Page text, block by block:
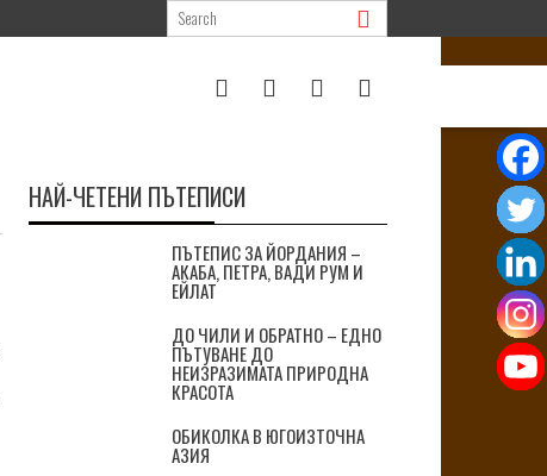
НАЙ-ЧЕТЕНИ ПЪТЕПИСИ
ПЪТЕПИС ЗА ЙОРДАНИЯ –
АКАБА, ПЕТРА, ВАДИ РУМ И
ЕЙЛАТ
ДО ЧИЛИ И ОБРАТНО – ЕДНО
ПЪТУВАНЕ ДО
НЕИЗРАЗИМАТА ПРИРОДНА
КРАСОТА
ОБИКОЛКА В ЮГОИЗТОЧНА
АЗИЯ